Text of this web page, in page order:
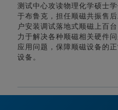
测试中心攻读物理化学硕士
于布鲁克，担任顺磁共振售
户安装调试落地式顺磁上百
力于解决各种顺磁相关硬件
应用问题，保障顺磁设备的
设备。